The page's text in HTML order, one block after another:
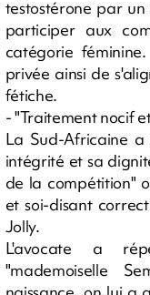
testostérone par
participer aux
catégorie
privée ainsi de
fétiche.
- "Traitement nocif
La Sud-Africaine a
intégrité et sa
de la compétition"
et soi-disant
Jolly.
L'avocate a
"mademoiselle